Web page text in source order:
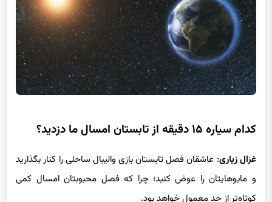
کدام سیاره ۱۵ دقیقه از تابستان امسال ما دزدید؟
غزال زیاری: عاشقان فصل تابستان بازی والیبال ساحلی را کنار بگذارید
و مایوهایتان را عوض کنید؛ چرا که فصل محبوبتان امسال کمی
کوتاه‌تر از حد معمول خواهد بود.